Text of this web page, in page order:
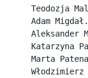
Teodozja
Adam
Marta